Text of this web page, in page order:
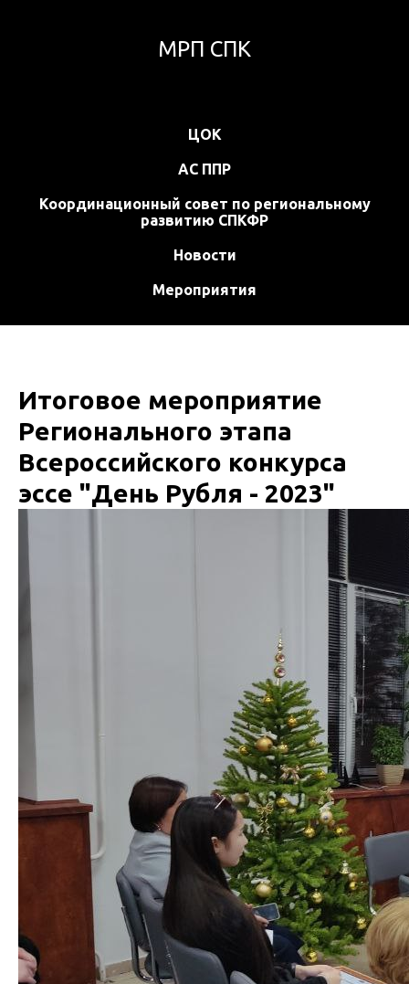
МРП СПК
ЦОК
АС ППР
Координационный совет по региональному
развитию СПКФР
Новости
Мероприятия
Итоговое мероприятие
Регионального этапа
Всероссийского конкурса
эссе "День Рубля - 2023"